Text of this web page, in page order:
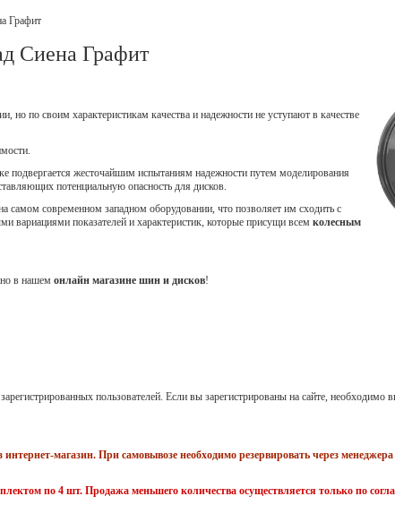
Графит
Сиена Графит
но по своим характеристикам качества и надежности не уступают в качестве
подвергается жесточайшим испытаниям надежности путем моделирования
потенциальную опасность для дисков.
самом современном западном оборудовании, что позволяет им сходить с
вариациями показателей и характеристик, которые присущи всем колесным
в нашем онлайн магазине шин и дисков!
пользователей. Если вы зарегистрированы на сайте, необходимо
магазин. При самовывозе необходимо резервировать через
по 4 шт. Продажа меньшего количества осуществляется только по